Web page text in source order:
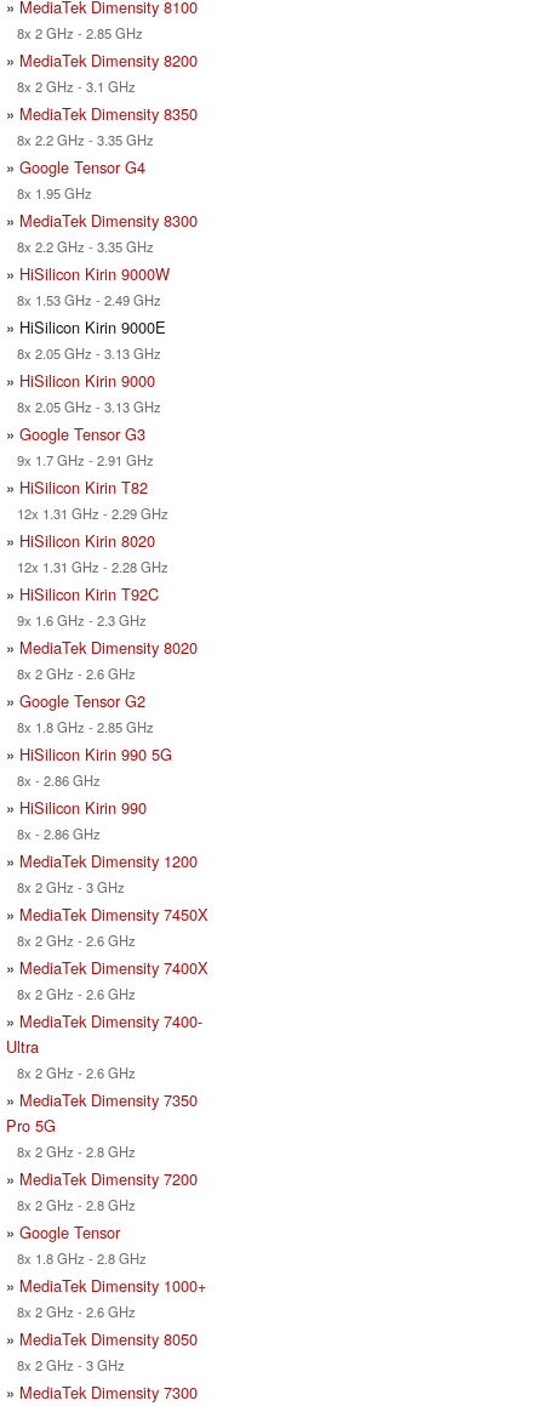
» MediaTek Dimensity 8100
8x 2 GHz - 2.85 GHz
» MediaTek Dimensity 8200
8x 2 GHz - 3.1 GHz
» MediaTek Dimensity 8350
8x 2.2 GHz - 3.35 GHz
» Google Tensor G4
8x 1.95 GHz
» MediaTek Dimensity 8300
8x 2.2 GHz - 3.35 GHz
» HiSilicon Kirin 9000W
8x 1.53 GHz - 2.49 GHz
» HiSilicon Kirin 9000E
8x 2.05 GHz - 3.13 GHz
» HiSilicon Kirin 9000
8x 2.05 GHz - 3.13 GHz
» Google Tensor G3
9x 1.7 GHz - 2.91 GHz
» HiSilicon Kirin T82
12x 1.31 GHz - 2.29 GHz
» HiSilicon Kirin 8020
12x 1.31 GHz - 2.28 GHz
» HiSilicon Kirin T92C
9x 1.6 GHz - 2.3 GHz
» MediaTek Dimensity 8020
8x 2 GHz - 2.6 GHz
» Google Tensor G2
8x 1.8 GHz - 2.85 GHz
» HiSilicon Kirin 990 5G
8x - 2.86 GHz
» HiSilicon Kirin 990
8x - 2.86 GHz
» MediaTek Dimensity 1200
8x 2 GHz - 3 GHz
» MediaTek Dimensity 7450X
8x 2 GHz - 2.6 GHz
» MediaTek Dimensity 7400X
8x 2 GHz - 2.6 GHz
» MediaTek Dimensity 7400-
Ultra
8x 2 GHz - 2.6 GHz
» MediaTek Dimensity 7350
Pro 5G
8x 2 GHz - 2.8 GHz
» MediaTek Dimensity 7200
8x 2 GHz - 2.8 GHz
» Google Tensor
8x 1.8 GHz - 2.8 GHz
» MediaTek Dimensity 1000+
8x 2 GHz - 2.6 GHz
» MediaTek Dimensity 8050
8x 2 GHz - 3 GHz
» MediaTek Dimensity 7300